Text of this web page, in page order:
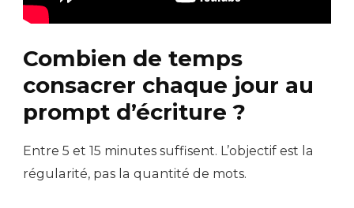
Combien de temps
consacrer chaque jour au
prompt d’écriture ?
Entre 5 et 15 minutes suffisent. L’objectif est la
régularité, pas la quantité de mots.